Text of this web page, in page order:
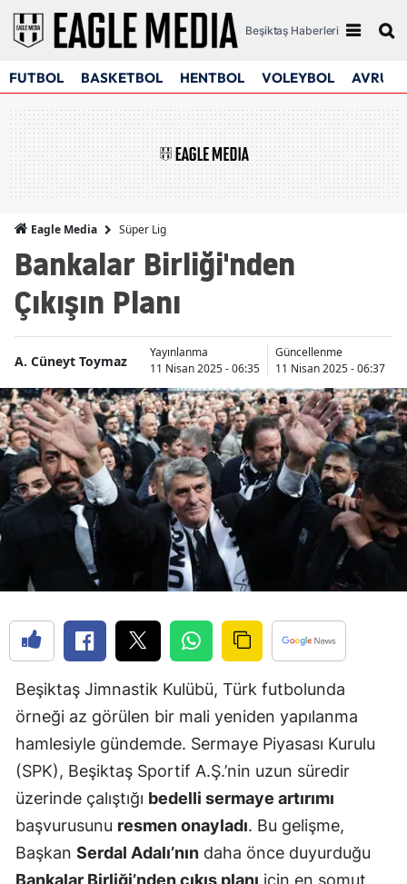
Beşiktaş Haberleri
FUTBOL BASKETBOL HENTBOL VOLEYBOL
Eagle Media Süper Lig
Bankalar Birliği'nden
Çıkışın Planı
A. Cüneyt Toymaz
Yayınlanma
11 Nisan 2025 - 06:35
Güncellenme
11 Nisan 2025 - 06:37
Beşiktaş Jimnastik Kulübü, Türk futbolunda
örneği az görülen bir mali yeniden yapılanma
hamlesiyle gündemde. Sermaye Piyasası Kurulu
(SPK), Beşiktaş Sportif A.Ş.’nin uzun süredir
üzerinde çalıştığı bedelli sermaye artırımı
başvurusunu resmen onayladı. Bu gelişme,
Başkan Serdal Adalı’nın daha önce duyurduğu